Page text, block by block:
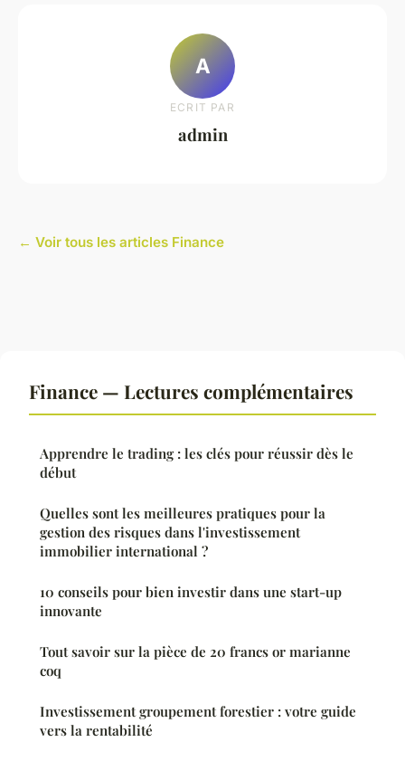
A
ECRIT PAR
admin
← Voir tous les articles Finance
Finance — Lectures complémentaires
Apprendre le trading : les clés pour réussir dès le
début
Quelles sont les meilleures pratiques pour la
gestion des risques dans l'investissement
immobilier international ?
10 conseils pour bien investir dans une start-up
innovante
Tout savoir sur la pièce de 20 francs or marianne
coq
Investissement groupement forestier : votre guide
vers la rentabilité